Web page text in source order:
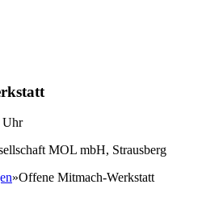
Uhr
MOL mbH, Strausberg
»Offene Mitmach-Werkstatt